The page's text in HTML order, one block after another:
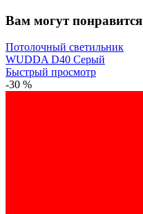
Вам могут понравится
Потолочный светильник
WUDDA D40 Серый
Быстрый просмотр
-30 %